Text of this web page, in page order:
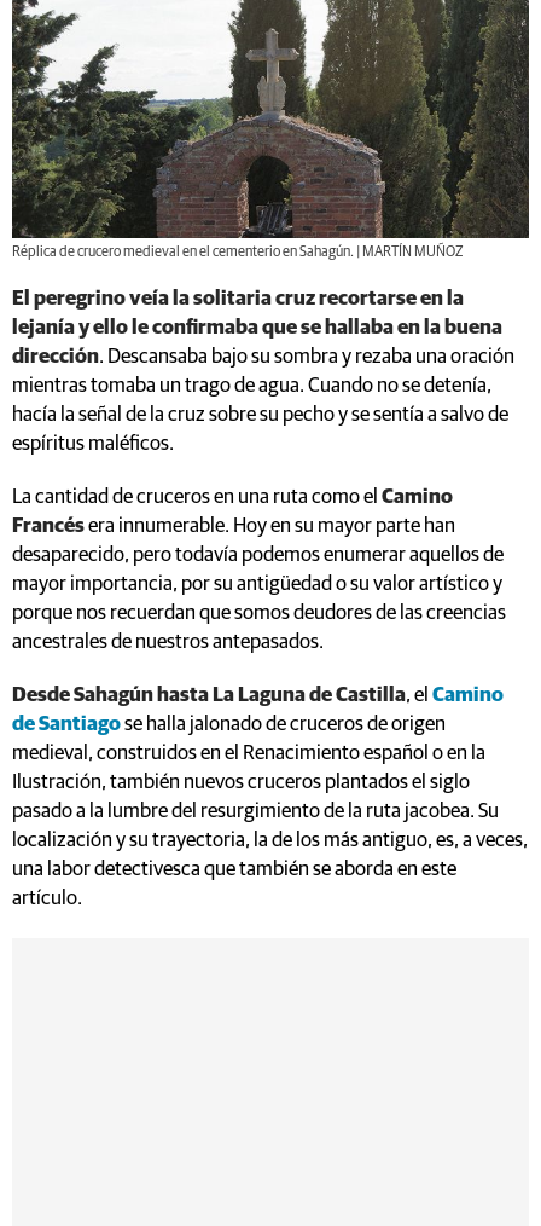
Réplica de crucero medieval en el cementerio en Sahagún. | MARTÍN MUÑOZ
El peregrino veía la solitaria cruz recortarse en la
lejanía y ello le confirmaba que se hallaba en la buena
dirección. Descansaba bajo su sombra y rezaba una oración
mientras tomaba un trago de agua. Cuando no se detenía,
hacía la señal de la cruz sobre su pecho y se sentía a salvo de
espíritus maléficos.
La cantidad de cruceros en una ruta como el Camino
Francésera innumerable. Hoy en su mayor parte han
desaparecido, pero todavía podemos enumerar aquellos de
mayor importancia, por su antigüedad o su valor artístico y
porque nos recuerdan que somos deudores de las creencias
ancestrales de nuestros antepasados.
Desde Sahagún hasta La Laguna de Castilla, el Camino
de Santiagose halla jalonado de cruceros de origen
medieval, construidos en el Renacimiento español o en la
Ilustración, también nuevos cruceros plantados el siglo
pasado a la lumbre del resurgimiento de la ruta jacobea. Su
localización y su trayectoria, la de los más antiguo, es, a veces,
una labor detectivesca que también se aborda en este
artículo.